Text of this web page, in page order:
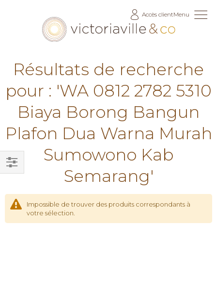
Accès clientMenu
Résultats de recherche
pour : 'WA 0812 2782 5310
Biaya Borong Bangun
Plafon Dua Warna Murah
Sumowono Kab
Semarang'
Impossible de trouver des produits correspondants à
votre sélection.
Filtrer